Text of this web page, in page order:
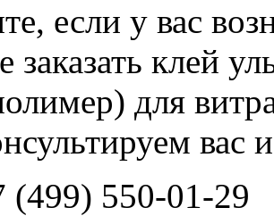
если у вас
заказать клей
для
вас
550-01-29